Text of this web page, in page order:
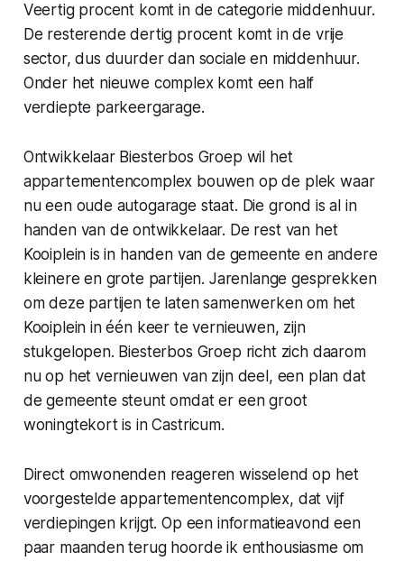
Veertig procent komt in de categorie middenhuur.
De resterende dertig procent komt in de vrije
sector, dus duurder dan sociale en middenhuur.
Onder het nieuwe complex komt een half
verdiepte parkeergarage.
Ontwikkelaar Biesterbos Groep wil het
appartementencomplex bouwen op de plek waar
nu een oude autogarage staat. Die grond is al in
handen van de ontwikkelaar. De rest van het
Kooiplein is in handen van de gemeente en andere
kleinere en grote partijen. Jarenlange gesprekken
om deze partijen te laten samenwerken om het
Kooiplein in één keer te vernieuwen, zijn
stukgelopen. Biesterbos Groep richt zich daarom
nu op het vernieuwen van zijn deel, een plan dat
de gemeente steunt omdat er een groot
woningtekort is in Castricum.
Direct omwonenden reageren wisselend op het
voorgestelde appartementencomplex, dat vijf
verdiepingen krijgt. Op een informatieavond een
paar maanden terug hoorde ik enthousiasme om